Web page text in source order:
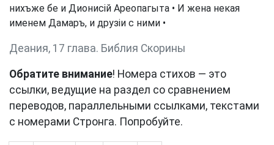
нихъже бе и Дионисій Ареопагыта • И жена некая
именем Дамаръ, и друзіи с ними •
Деания, 17 глава. Библия Скорины
Обратите внимание! Номера стихов — это
ссылки, ведущие на раздел со сравнением
переводов, параллельными ссылками, текстами
с номерами Стронга. Попробуйте.